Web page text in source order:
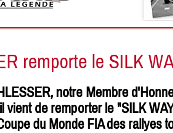
remporte le SILK
notre Membre
vient de remporter le "SILK
du Monde FIA des rallyes